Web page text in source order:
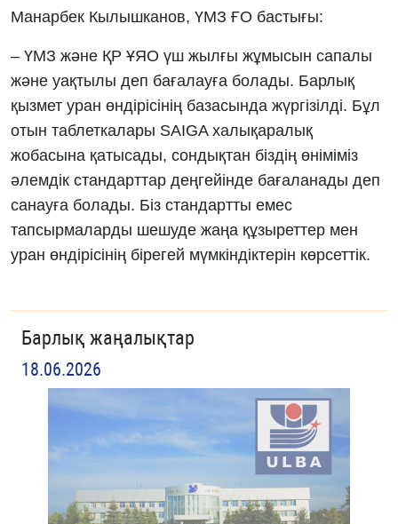
Манарбек Кылышканов, ҮМЗ ҒО бастығы:
– ҮМЗ және ҚР ҰЯО үш жылғы жұмысын сапалы
және уақтылы деп бағалауға болады. Барлық
қызмет уран өндірісінің базасында жүргізілді. Бұл
отын таблеткалары SAIGA халықаралық
жобасына қатысады, сондықтан біздің өніміміз
әлемдік стандарттар деңгейінде бағаланады деп
санауға болады. Біз стандартты емес
тапсырмаларды шешуде жаңа құзыреттер мен
уран өндірісінің бірегей мүмкіндіктерін көрсеттік.
Барлық жаңалықтар
18.06.2026